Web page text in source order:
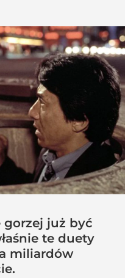
gorzej już być
te duety
miliardów